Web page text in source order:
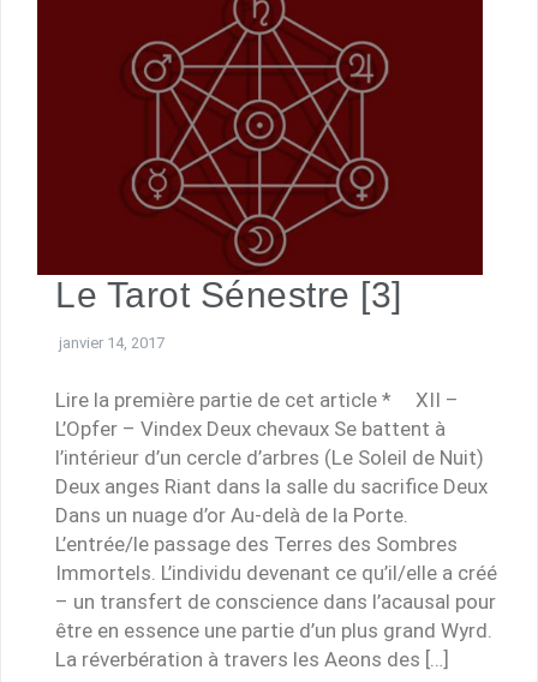
Le Tarot Sénestre [3]
janvier 14, 2017
Lire la première partie de cet article * XII –
L’Opfer – Vindex Deux chevaux Se battent à
l’intérieur d’un cercle d’arbres (Le Soleil de Nuit)
Deux anges Riant dans la salle du sacrifice Deux
Dans un nuage d’or Au-delà de la Porte.
L’entrée/le passage des Terres des Sombres
Immortels. L’individu devenant ce qu’il/elle a créé
– un transfert de conscience dans l’acausal pour
être en essence une partie d’un plus grand Wyrd.
La réverbération à travers les Aeons des […]